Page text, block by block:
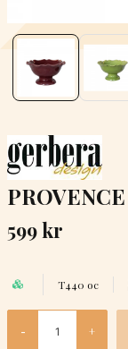
599 kr
T440 oc
- +